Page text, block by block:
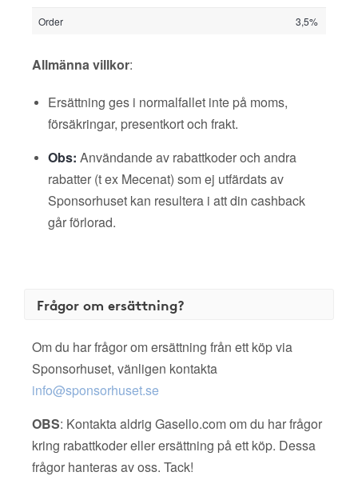
Order 3,5%
Allmänna villkor:
Ersättning ges i normalfallet inte på moms,
försäkringar, presentkort och frakt.
Obs: Användande av rabattkoder och andra
rabatter (t ex Mecenat) som ej utfärdats av
Sponsorhuset kan resultera i att din cashback
går förlorad.
Frågor om ersättning?
Om du har frågor om ersättning från ett köp via
Sponsorhuset, vänligen kontakta
info@sponsorhuset.se
OBS: Kontakta aldrig Gasello.com om du har frågor
kring rabattkoder eller ersättning på ett köp. Dessa
frågor hanteras av oss. Tack!